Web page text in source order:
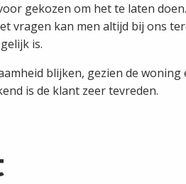
gekozen om het te laten
vragen kan men altijd bij ons
is.
blijken, gezien de
is de klant zeer tevreden.